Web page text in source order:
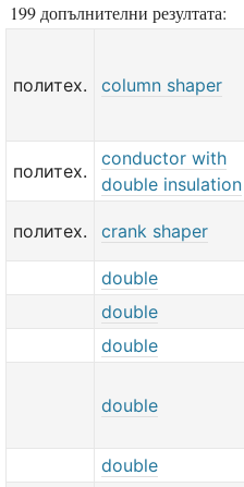
199 допълнителни резултата:
политех. column shaper
политех.
conductor with
double insulation
политех. crank shaper
double
double
double
double
double